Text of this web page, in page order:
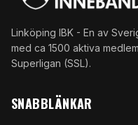
Linköping IBK - En av
med ca 1500 aktiva
Superligan (SSL).
SNABBLÄNKAR